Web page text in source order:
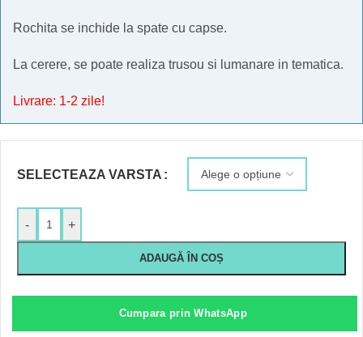
Rochita se inchide la spate cu capse.
La cerere, se poate realiza trusou si lumanare in tematica.
Livrare: 1-2 zile!
SELECTEAZA VARSTA
- +
ADAUGĂ ÎN COȘ
Cumpara prin WhatsApp